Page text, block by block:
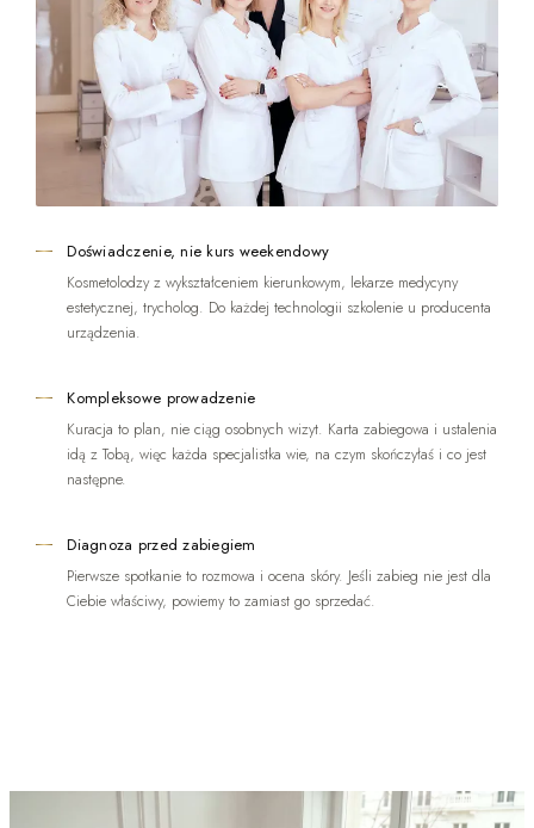
Doświadczenie, nie kurs weekendowy
Kosmetolodzy z wykształceniem kierunkowym, lekarze medycyny
estetycznej, trycholog. Do każdej technologii szkolenie u producenta
urządzenia.
Kompleksowe prowadzenie
Kuracja to plan, nie ciąg osobnych wizyt. Karta zabiegowa i ustalenia
idą z Tobą, więc każda specjalistka wie, na czym skończyłaś i co jest
następne.
Diagnoza przed zabiegiem
Pierwsze spotkanie to rozmowa i ocena skóry. Jeśli zabieg nie jest dla
Ciebie właściwy, powiemy to zamiast go sprzedać.